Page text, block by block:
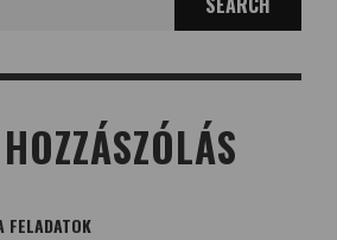
FELADATOK